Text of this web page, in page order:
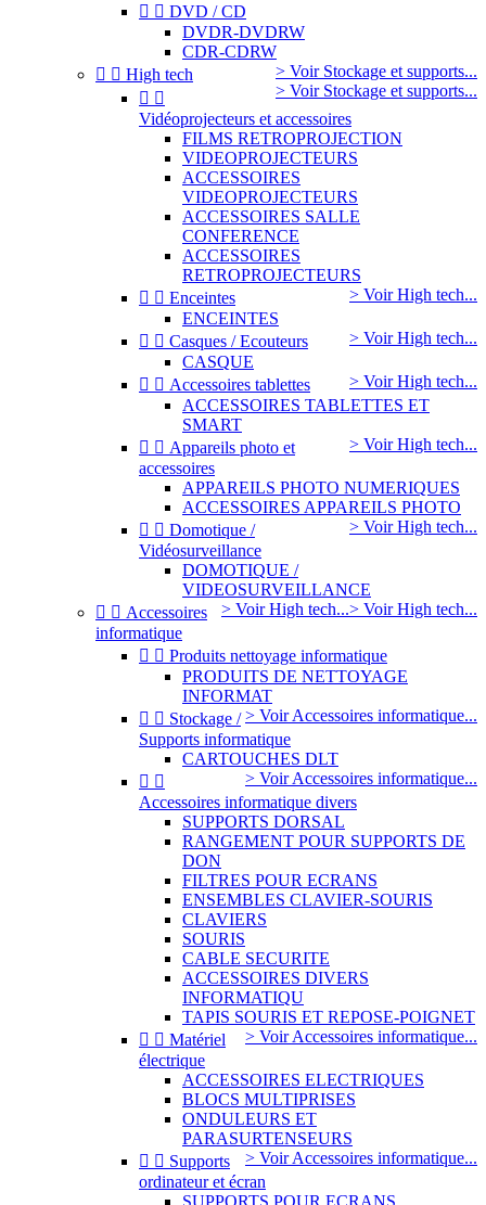
  DVD / CD
DVDR-DVDRW
CDR-CDRW
> Voir Stockage et supports...
> Voir Stockage et supports...
  High tech
 
Vidéoprojecteurs et accessoires
FILMS RETROPROJECTION
VIDEOPROJECTEURS
ACCESSOIRES
VIDEOPROJECTEURS
ACCESSOIRES SALLE
CONFERENCE
ACCESSOIRES
RETROPROJECTEURS
> Voir High tech...
  Enceintes
ENCEINTES
> Voir High tech...
  Casques / Ecouteurs
CASQUE
> Voir High tech...
  Accessoires tablettes
ACCESSOIRES TABLETTES ET
SMART
> Voir High tech...
  Appareils photo et
accessoires
APPAREILS PHOTO NUMERIQUES
ACCESSOIRES APPAREILS PHOTO
> Voir High tech...
  Domotique /
Vidéosurveillance
DOMOTIQUE /
VIDEOSURVEILLANCE
> Voir High tech...
> Voir High tech...
  Accessoires
informatique
  Produits nettoyage informatique
PRODUITS DE NETTOYAGE
INFORMAT
> Voir Accessoires informatique...
  Stockage /
Supports informatique
CARTOUCHES DLT
> Voir Accessoires informatique...
 
Accessoires informatique divers
SUPPORTS DORSAL
RANGEMENT POUR SUPPORTS DE
DON
FILTRES POUR ECRANS
ENSEMBLES CLAVIER-SOURIS
CLAVIERS
SOURIS
CABLE SECURITE
ACCESSOIRES DIVERS
INFORMATIQU
TAPIS SOURIS ET REPOSE-POIGNET
> Voir Accessoires informatique...
  Matériel
électrique
ACCESSOIRES ELECTRIQUES
BLOCS MULTIPRISES
ONDULEURS ET
PARASURTENSEURS
> Voir Accessoires informatique...
  Supports
ordinateur et écran